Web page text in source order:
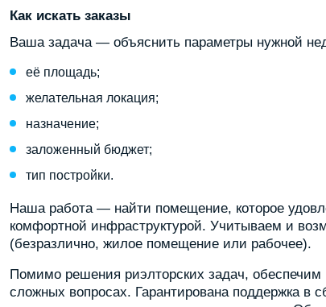
Как искать заказы
Ваша задача — объяснить параметры нужной
её площадь;
желательная локация;
назначение;
заложенный бюджет;
тип постройки.
Наша работа — найти помещение, которое
комфортной инфраструктурой. Учитываем и
(безразлично, жилое помещение или рабочее).
Помимо решения риэлторских задач,
сложных вопросах. Гарантирована поддержка в